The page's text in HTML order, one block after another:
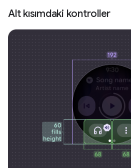
Alt kısımdaki kontroller